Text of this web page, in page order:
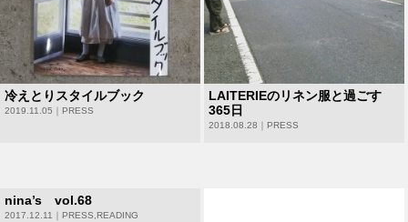
冷えとりスタイルブック
2019.11.05｜ PRESS
LAITERIEのリネン服と過ごす
365日
2018.08.28｜ PRESS
nina’s vol.68
2017.12.11｜ PRESS READING